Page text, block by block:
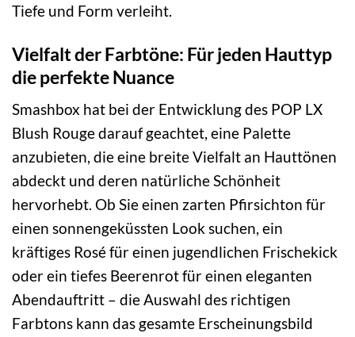
Tiefe und Form verleiht.
Vielfalt der Farbtöne: Für jeden Hauttyp
die perfekte Nuance
Smashbox hat bei der Entwicklung des POP LX
Blush Rouge darauf geachtet, eine Palette
anzubieten, die eine breite Vielfalt an Hauttönen
abdeckt und deren natürliche Schönheit
hervorhebt. Ob Sie einen zarten Pfirsichton für
einen sonnengeküssten Look suchen, ein
kräftiges Rosé für einen jugendlichen Frischekick
oder ein tiefes Beerenrot für einen eleganten
Abendauftritt – die Auswahl des richtigen
Farbtons kann das gesamte Erscheinungsbild